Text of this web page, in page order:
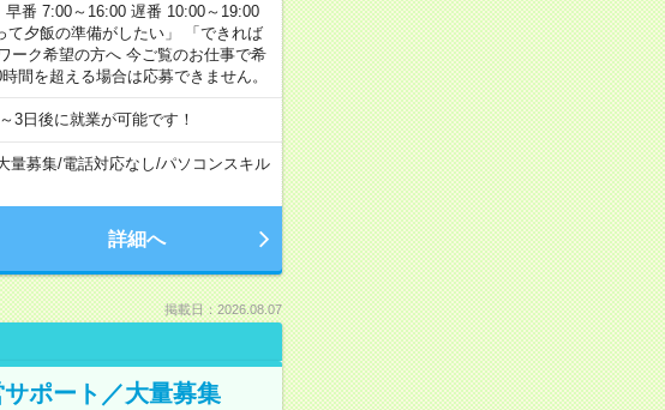
番 7:00～16:00 遅番 10:00～19:00
夕飯の準備がしたい」 「できれば
ーク希望の方へ 今ご覧のお仕事で希
間を超える場合は応募できません。
3日後に就業が可能です！
量募集/電話対応なし/パソコンスキル
詳細へ
掲載日：2026.08.07
ポート／大量募集